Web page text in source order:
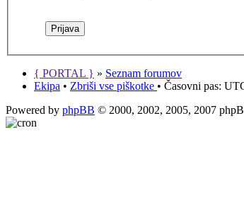
{ PORTAL } » Seznam forumov
Ekipa • Zbriši vse piškotke • Časovni pas:
Powered by phpBB © 2000, 2002, 2005, 2007